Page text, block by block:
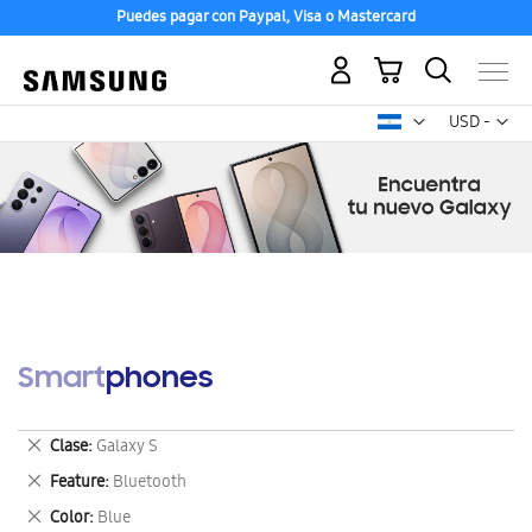
Puedes pagar con Paypal, Visa o Mastercard
USD -
dólar
Mi carrito
Smartphones
Clase Galaxy S
Eliminar
este
artículo
Feature Bluetooth
Eliminar
este
Color Blue
Eliminar